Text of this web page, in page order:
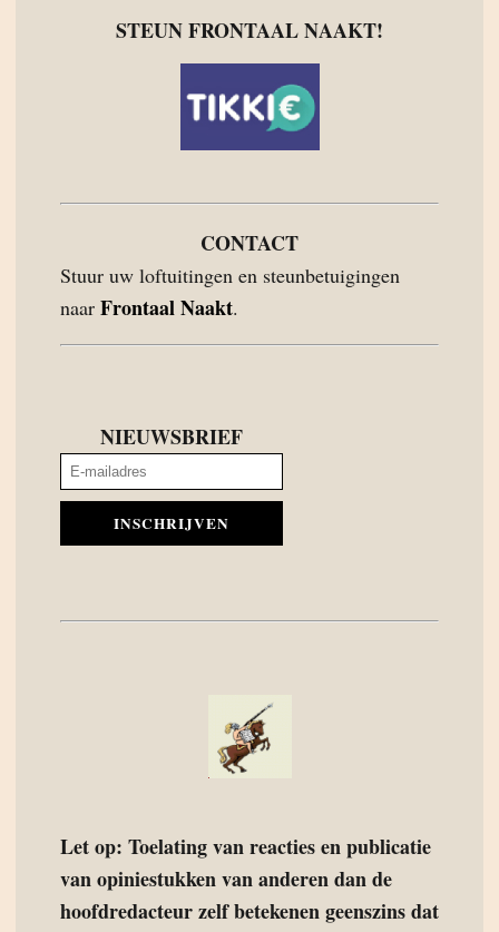
STEUN FRONTAAL NAAKT!
CONTACT
Stuur uw loftuitingen en steunbetuigingen
naar Frontaal Naakt.
NIEUWSBRIEF
INSCHRIJVEN
Let op: Toelating van reacties en publicatie
van opiniestukken van anderen dan de
hoofdredacteur zelf betekenen geenszins dat